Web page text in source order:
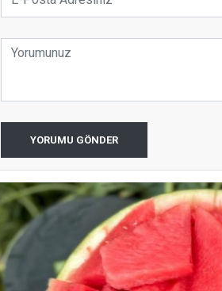
YORUMU GÖNDER